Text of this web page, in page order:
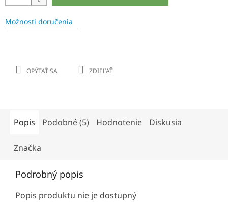
Možnosti doručenia
OPÝTAŤ SA ZDIEĽAŤ
Popis Podobné (5) Hodnotenie Diskusia
Značka
Podrobný popis
Popis produktu nie je dostupný